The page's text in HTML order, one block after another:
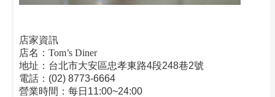
店家資訊
店名： Tom’s Diner
地址：台北市大安區忠孝東路4段248巷2號
電話：(02) 8773-6664
營業時間：每日11:00~24:00